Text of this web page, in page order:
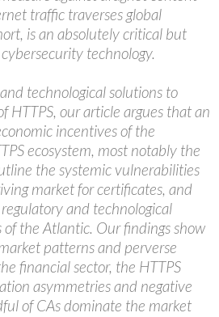
traffic traverses global
is an absolutely critical but
technology.
technological solutions to
HTTPS, our article argues that an
incentives of the
ecosystem, most notably the
the systemic vulnerabilities
market for certificates, and
and technological
of the Atlantic. Our findings show
patterns and perverse
financial sector, the HTTPS
asymmetries and negative
of CAs dominate the market